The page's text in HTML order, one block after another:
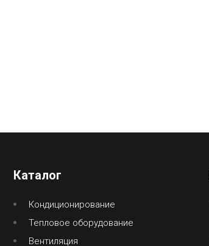
Каталог
Кондиционирование
Тепловое оборудование
Вентиляция